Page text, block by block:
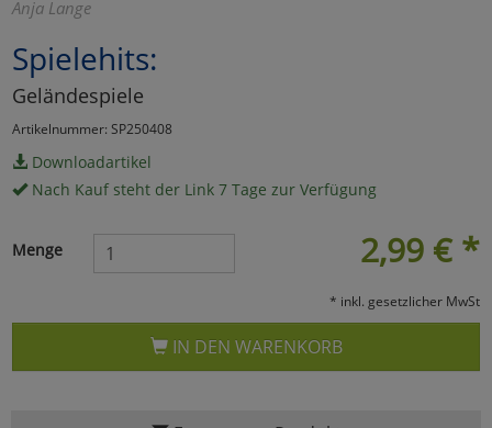
Anja Lange
Spielehits:
Geländespiele
Artikelnummer: SP250408
Downloadartikel
Nach Kauf steht der Link 7 Tage zur Verfügung
2,99 € *
Menge
* inkl. gesetzlicher MwSt
IN DEN WARENKORB
Umfragetools
Cookies
Alle Akzeptieren
Cookies
Einstellungen speichern
zurück